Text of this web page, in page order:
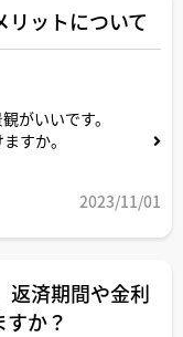
ットについて
がいいです。
すか。
2023/11/01
返済期間や金利
か？